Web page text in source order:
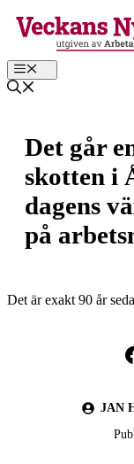
Hoppa
till
Meny
Det går
skotten i
dagens
på
Det är exakt 90 år
JAN